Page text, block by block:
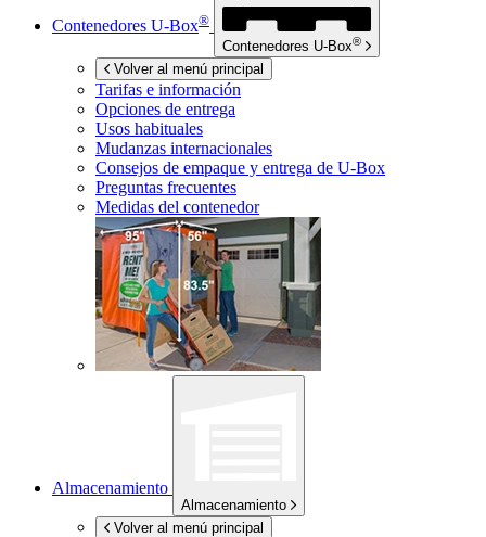
Contenedores U-Box®
Contenedores U-Box®
Volver al menú principal
Tarifas e información
Opciones de entrega
Usos habituales
Mudanzas internacionales
Consejos de empaque y entrega de U-Box
Preguntas frecuentes
Medidas del contenedor
Almacenamiento
Almacenamiento
Volver al menú principal